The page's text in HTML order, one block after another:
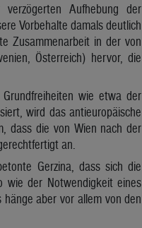
Aufhebung der
Vorbehalte damals deutlich
Zusammenarbeit in der von
Österreich) hervor, die
wie etwa der
wird das antieuropäische
dass die von Wien nach der
an.
Gerzina, dass sich die
wie der Notwendigkeit eines
aber vor allem von den